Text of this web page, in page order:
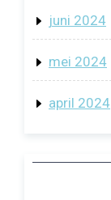
juni 2024
mei 2024
april 2024